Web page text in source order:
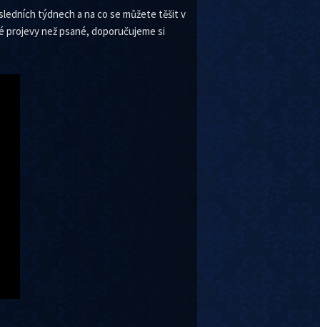
týdnech a na co se můžete těšit v
projevy než psané, doporučujeme si